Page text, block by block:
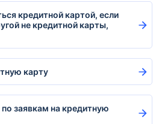
кредитной картой, если
не кредитной карты,
карту
заявкам на кредитную